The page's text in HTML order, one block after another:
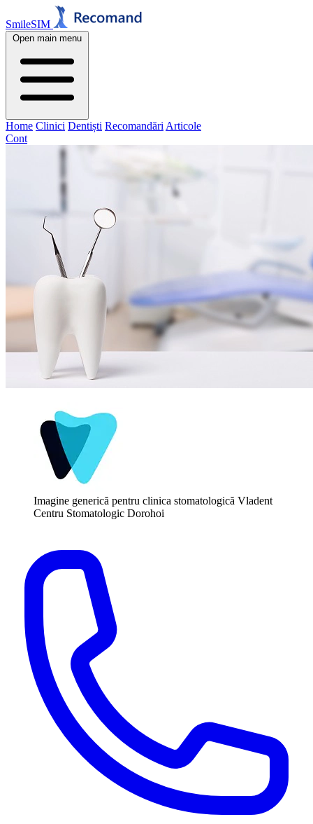
SmileSIM
Open main menu
Home Clinici Dentiști Recomandări Articole
Cont
Imagine generică pentru clinica stomatologică Vladent
Centru Stomatologic Dorohoi